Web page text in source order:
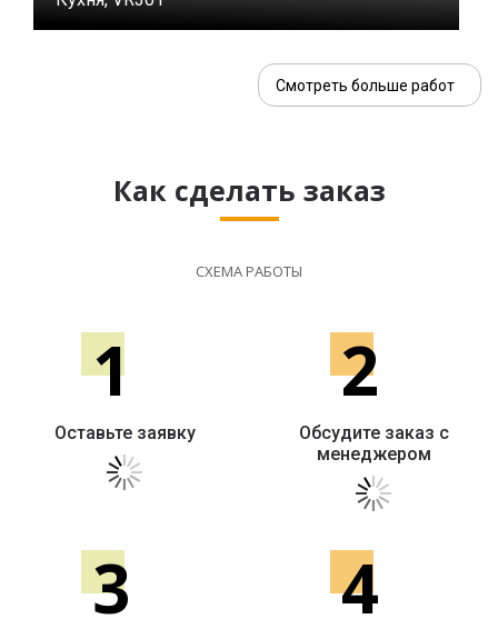
Смотреть больше работ
Как сделать заказ
СХЕМА РАБОТЫ
1
Оставьте заявку
2
Обсудите заказ с
менеджером
3 4